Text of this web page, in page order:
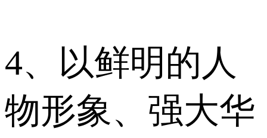
4、以鲜明的人
物形象、强大华